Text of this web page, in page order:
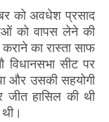
को अवधेश प्रसाद
को वापस लेने की
का रास्ता साफ
विधानसभा सीट पर
और उसकी सहयोगी
जीत हासिल की थी